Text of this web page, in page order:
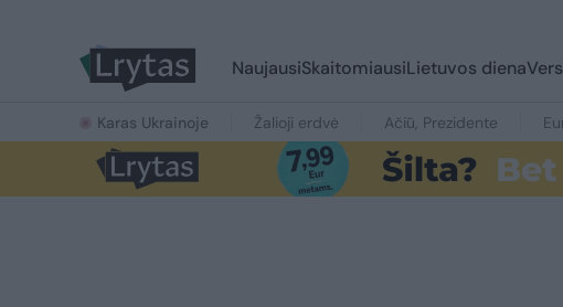
NaujausiSkaitomiausiLietuvos diena
Karas Ukrainoje Žalioji erdvė Ačiū, Prezidente